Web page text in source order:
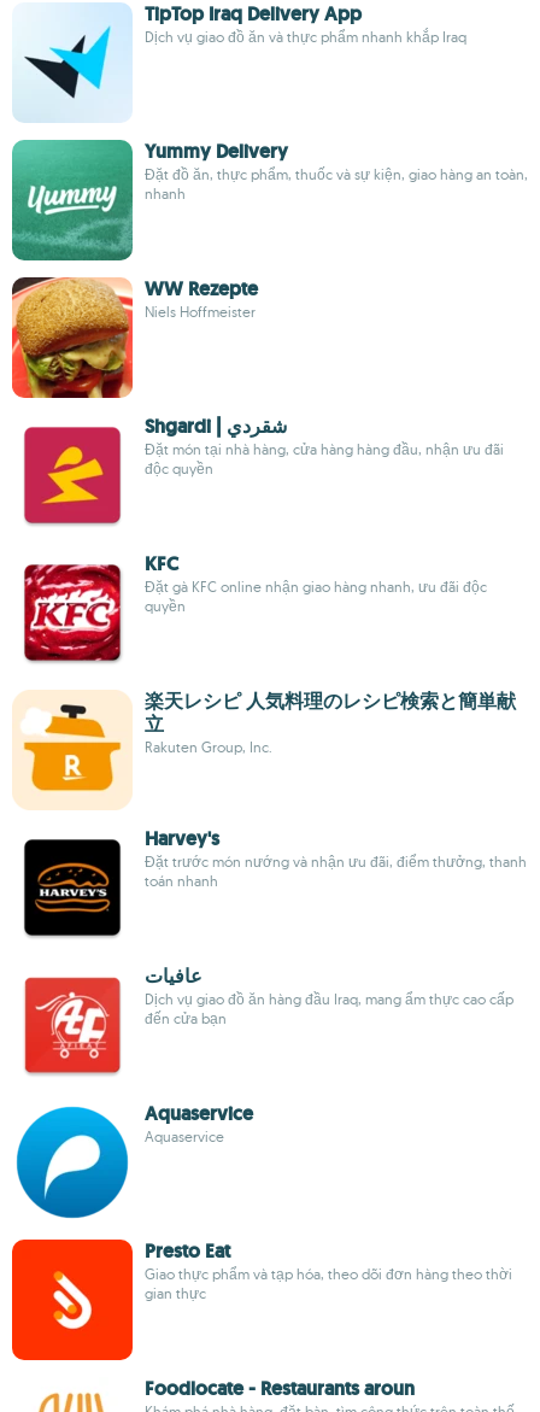
TipTop Iraq Delivery App
Dịch vụ giao đồ ăn và thực phẩm nhanh khắp Iraq
Yummy Delivery
Đặt đồ ăn, thực phẩm, thuốc và sự kiện, giao hàng an toàn,
nhanh
WW Rezepte
Niels Hoffmeister
Shgardi | شقردي
Đặt món tại nhà hàng, cửa hàng hàng đầu, nhận ưu đãi
độc quyền
KFC
Đặt gà KFC online nhận giao hàng nhanh, ưu đãi độc
quyền
楽天レシピ 人気料理のレシピ検索と簡単献
立
Rakuten Group, Inc.
Harvey's
Đặt trước món nướng và nhận ưu đãi, điểm thưởng, thanh
toán nhanh
عافيات
Dịch vụ giao đồ ăn hàng đầu Iraq, mang ẩm thực cao cấp
đến cửa bạn
Aquaservice
Aquaservice
Presto Eat
Giao thực phẩm và tạp hóa, theo dõi đơn hàng theo thời
gian thực
Foodlocate - Restaurants aroun